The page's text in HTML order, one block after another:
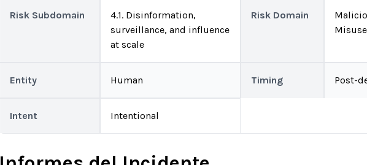
Risk Subdomain
4.1. Disinformation,
surveillance, and influence
at scale
Risk Domain
Misuse
Entity Human Timing Post-
Intent Intentional